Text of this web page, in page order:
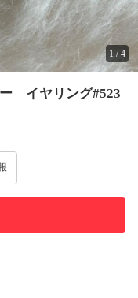
1 /4
イヤリング#523